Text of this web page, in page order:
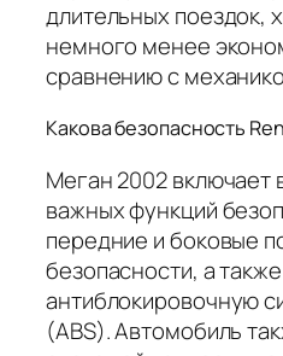
длительных поездок,
немного менее
сравнению с
Какова безопасность
Меган 2002 включает
важных функций
передние и боковые
безопасности, а также
антиблокировочную
(ABS). Автомобиль